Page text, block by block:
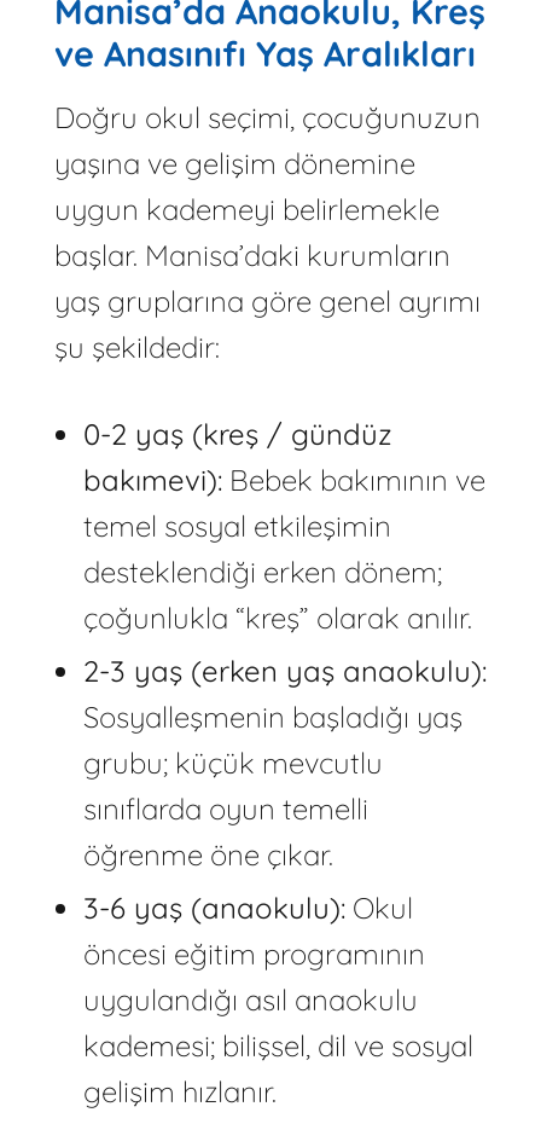
Manisa’da Anaokulu, Kreş
ve Anasınıfı Yaş Aralıkları
Doğru okul seçimi, çocuğunuzun
yaşına ve gelişim dönemine
uygun kademeyi belirlemekle
başlar. Manisa’daki kurumların
yaş gruplarına göre genel ayrımı
şu şekildedir:
0-2 yaş (kreş / gündüz
bakımevi):Bebek bakımının ve
temel sosyal etkileşimin
desteklendiği erken dönem;
çoğunlukla “kreş” olarak anılır.
2-3 yaş (erken yaş anaokulu):
Sosyalleşmenin başladığı yaş
grubu; küçük mevcutlu
sınıflarda oyun temelli
öğrenme öne çıkar.
3-6 yaş (anaokulu):Okul
öncesi eğitim programının
uygulandığı asıl anaokulu
kademesi; bilişsel, dil ve sosyal
gelişim hızlanır.